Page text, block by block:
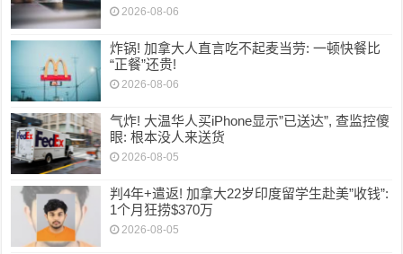
2026-08-06
炸锅! 加拿大人直言吃不起麦当劳: 一顿快餐比
“正餐”还贵!
2026-08-06
气炸! 大温华人买iPhone显示”已送达”, 查监控傻
眼: 根本没人来送货
2026-08-05
判4年+遣返! 加拿大22岁印度留学生赴美”收钱”:
1个月狂捞$370万
2026-08-05